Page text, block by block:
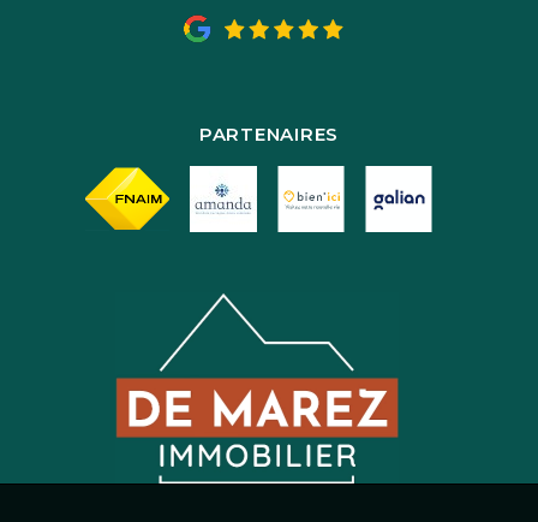
PARTENAIRES